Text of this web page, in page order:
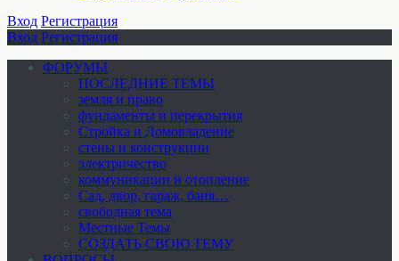
Вход Регистрация
Вход Регистрация
ФОРУМЫ
ПОСЛЕДНИЕ ТЕМЫ
земля и право
фундаменты и перекрытия
Стройка и Домовладение
стены и конструкции
электричество
коммуникации и отопление
Cад, двор, гараж, баня…
свободная тема
Местные Темы
СОЗДАТЬ СВОЮ ТЕМУ